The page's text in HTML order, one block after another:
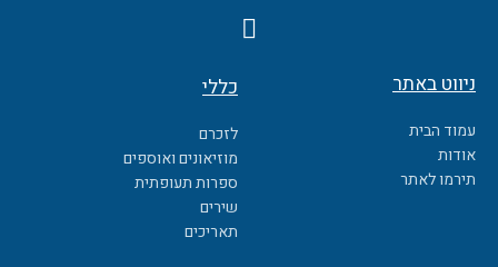
F
a
e
b
o
o
k
ניווט באתר
עמוד הבית
אודות
תירמו לאתר
כללי
לזכרם
מוזיאונים ואוספים
ספרות תעופתית
שירים
תאריכים